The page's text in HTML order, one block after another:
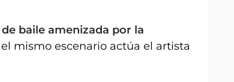
de baile amenizada por la
el mismo escenario actúa el artista